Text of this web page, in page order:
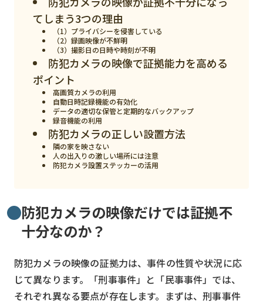
ニュース
デジタルサイネージ
カメラ
Wi-Fi
おすすめ
リセット
検索する
てしまう3つの理由
（1）プライバシーを侵害している
（2）録画映像が不鮮明
（3）撮影日の日時や時刻が不明
防犯カメラの映像で証拠能力を高める
ポイント
高画質カメラの利用
自動日時記録機能の有効化
データの適切な保管と定期的なバックアップ
録音機能の利用
防犯カメラの正しい設置方法
隣の家を映さない
人の出入りの激しい場所には注意
防犯カメラ設置ステッカーの活用
防犯カメラの映像だけでは証拠不
十分なのか？
防犯カメラの映像の証拠力は、事件の性質や状況に応
じて異なります。「刑事事件」と「民事事件」では、
それぞれ異なる要点が存在します。まずは、刑事事件